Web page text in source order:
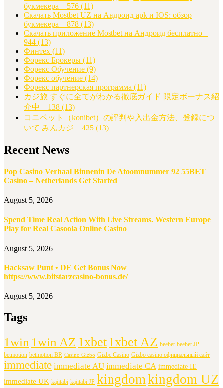
букмекера – 576 (11)
Скачать Mostbet UZ на Андроид apk и IOS: обзор
букмекера – 878 (13)
Скачать приложение Mostbet на Андроид бесплатно –
944 (13)
Финтех (11)
Форекс Брокеры (11)
Форекс Обучение (9)
Форекс обучение (14)
Форекс партнерская программа (11)
カジ旅 すぐに全てがわかる徹底ガイド 限定ボーナス紹
介中 – 138 (13)
コニベット（konibet）の評判や入出金方法、登録につ
いて みんカジ – 425 (13)
Recent News
Pop Casino Verhaal Binnenin De Atoomnummer 92 55BET
Casino – Netherlands Get Started
August 5, 2026
Spend Time Real Action With Live Streams. Western Europe
Play for Real Casoola Online Casino
August 5, 2026
Hacksaw Punt • DE Get Bonus Now
https://www.bitstarzcasino-bonus.de/
August 5, 2026
Tags
1win 1win AZ 1xbet 1xbet AZ beebet beebet JP
betmotion betmotion BR Casino Gizbo Gizbo Casino Gizbo casino официальный сайт
immediate immediate AU immediate CA immediate IE
immediate UK kajitabi kajitabi JP kingdomkingdom UZ